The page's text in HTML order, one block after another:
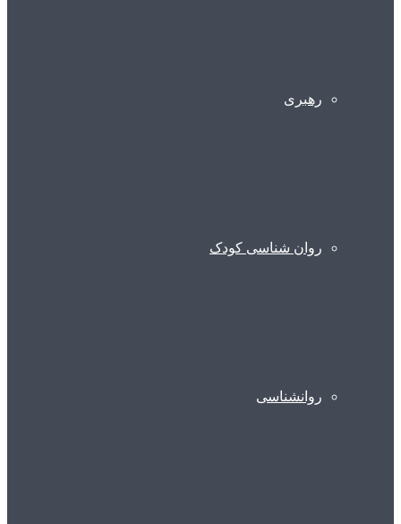
رهبری
روان شناسی کودک
روانشناسی